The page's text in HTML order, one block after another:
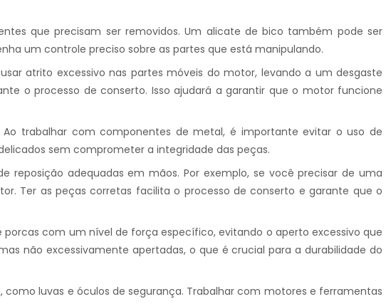
que precisam ser removidos. Um alicate de bico também pode ser
um controle preciso sobre as partes que está manipulando.
atrito excessivo nas partes móveis do motor, levando a um desgaste
o processo de conserto. Isso ajudará a garantir que o motor funcione
trabalhar com componentes de metal, é importante evitar o uso de
sem comprometer a integridade das peças.
adequadas em mãos. Por exemplo, se você precisar de uma
Ter as peças corretas facilita o processo de conserto e garante que o
porcas com um nível de força específico, evitando o aperto excessivo que
não excessivamente apertadas, o que é crucial para a durabilidade do
luvas e óculos de segurança. Trabalhar com motores e ferramentas